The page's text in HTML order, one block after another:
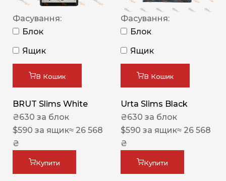
Фасування:
Блок
Ящик
В Кошик
BRUT Slims White
₴630 за блок
$590 за ящик≈ 26 568
₴
Купити
Фасування:
Блок
Ящик
В Кошик
Urta Slims Black
₴630 за блок
$590 за ящик≈ 26 568
₴
Купити